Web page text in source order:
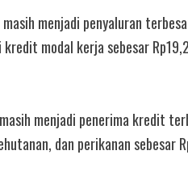
menjadi penyaluran
modal kerja sebesar
menjadi penerima kredit
dan perikanan sebesar